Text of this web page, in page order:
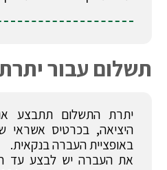
תשלום עבור
יתרת התשלום תתבצע
היציאה, בכרטיס אשראי
באופציית העברה בנקאית.
את העברה יש לבצע עד